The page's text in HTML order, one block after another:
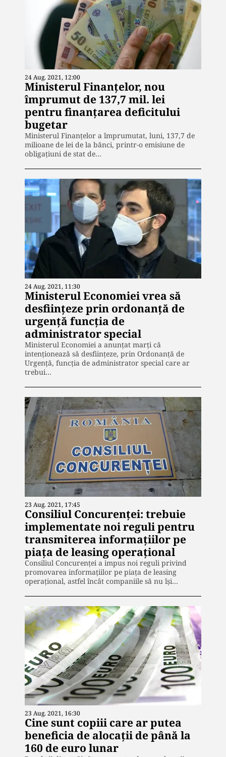
24 Aug. 2021, 12:00
Ministerul Finanțelor, nou
împrumut de 137,7 mil. lei
pentru finanțarea deficitului
bugetar
Ministerul Finanțelor a împrumutat, luni, 137,7 de
milioane de lei de la bănci, printr-o emisiune de
obligaţiuni de stat de…
24 Aug. 2021, 11:30
Ministerul Economiei vrea să
desființeze prin ordonanță de
urgență funcția de
administrator special
Ministerul Economiei a anunțat marți că
intenţionează să desfiinţeze, prin Ordonanţă de
Urgenţă, funcția de administrator special care ar
trebui…
23 Aug. 2021, 17:45
Consiliul Concurenței: trebuie
implementate noi reguli pentru
transmiterea informațiilor pe
piața de leasing operațional
Consiliul Concurenţei a impus noi reguli privind
promovarea informaţiilor pe piaţa de leasing
operaţional, astfel încât companiile să nu îşi…
23 Aug. 2021, 16:30
Cine sunt copiii care ar putea
beneficia de alocații de până la
160 de euro lunar